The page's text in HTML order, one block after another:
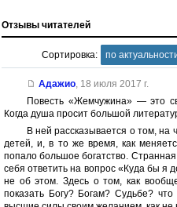
Отзывы читателей
Сортировка: по
Адажио, 18 июля 2017 г.
Повесть «Жемчужина» — это
Когда душа просит большой
В ней рассказывается о том, на
детей, и, в то же время, как
попало большое богатство.
себя ответить на вопрос «Куда бы я
не об этом. Здесь о том, как
показать Богу? Богам? Судьбе?